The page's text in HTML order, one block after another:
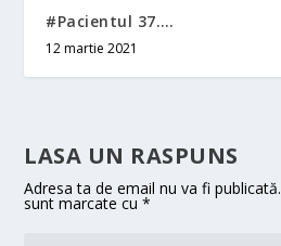
#Pacientul 37….
12 martie 2021
LASA UN RASPUNS
Adresa ta de email nu va fi publicată.
sunt marcate cu*